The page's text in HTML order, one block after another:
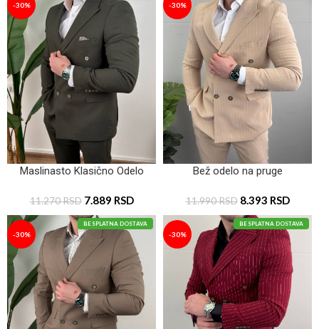
-30%
Maslinasto Klasično Odelo
11.270RSD 7.889 RSD
-30%
Bež odelo na pruge
11.990RSD 8.393 RSD
BESPLATNA DOSTAVA
-30%
BESPLATNA DOSTAVA
-30%